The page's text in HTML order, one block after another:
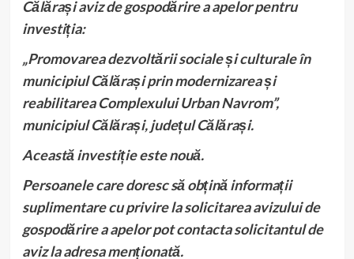
Călărași aviz de gospodărire a apelor pentru
investiția:
„Promovarea dezvoltării sociale și culturale în
municipiul Călărași prin modernizarea și
reabilitarea Complexului Urban Navrom”,
municipiul Călărași, județul Călărași.
Această investiție este nouă.
Persoanele care doresc să obțină informații
suplimentare cu privire la solicitarea avizului de
gospodărire a apelor pot contacta solicitantul de
aviz la adresa menționată.